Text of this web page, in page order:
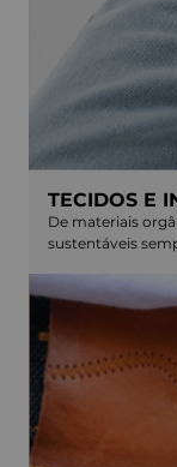
TECIDOS E
De materiais
sustentáveis